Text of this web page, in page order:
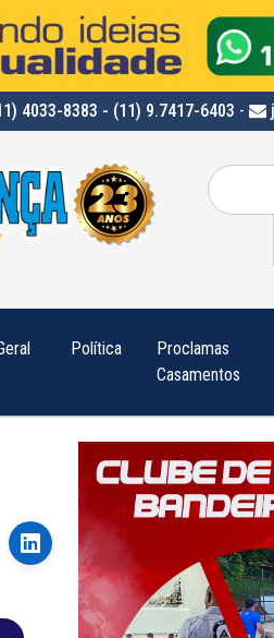
4033-8383 - (11) 9.7417-6403 -
Pesquisar
por:
Política
Proclamas
Casamentos